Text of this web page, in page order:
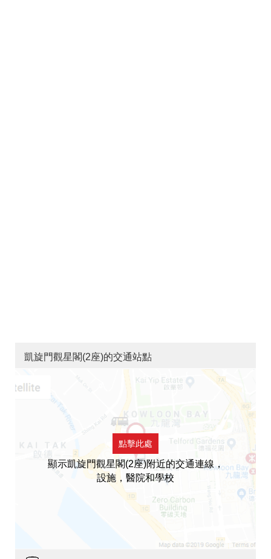
凱旋門觀星閣(2座)的交通站點
點擊此處
顯示凱旋門觀星閣(2座)附近的交通連線，
設施，醫院和學校